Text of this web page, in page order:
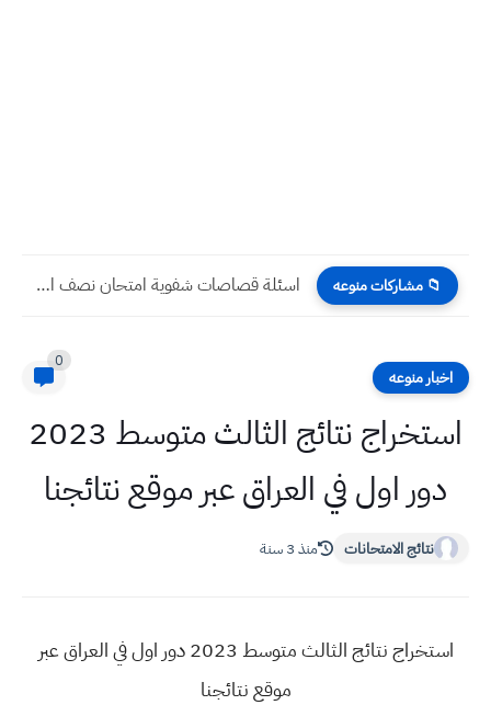
📁 مشاركات منوعه اسئلة قصاصات شفوية امتحان نصف السنة 2024 انكليزي خامس ابتدائي
اخبار منوعه
0
استخراج نتائج الثالث متوسط 2023
دور اول في العراق عبر موقع نتائجنا
نتائج الامتحانات منذ 3 سنة
استخراج نتائج الثالث متوسط 2023 دور اول في العراق عبر
موقع نتائجنا